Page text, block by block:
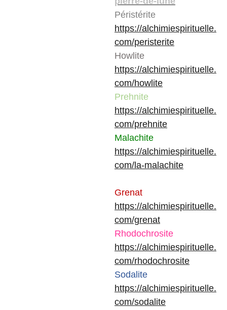
Péristérite
https://alchimiespirituelle.
com/peristerite
Howlite
https://alchimiespirituelle.
com/howlite
Prehnite
https://alchimiespirituelle.
com/prehnite
Malachite
https://alchimiespirituelle.
com/la-malachite
Grenat
https://alchimiespirituelle.
com/grenat
Rhodochrosite
https://alchimiespirituelle.
com/rhodochrosite
Sodalite
https://alchimiespirituelle.
com/sodalite